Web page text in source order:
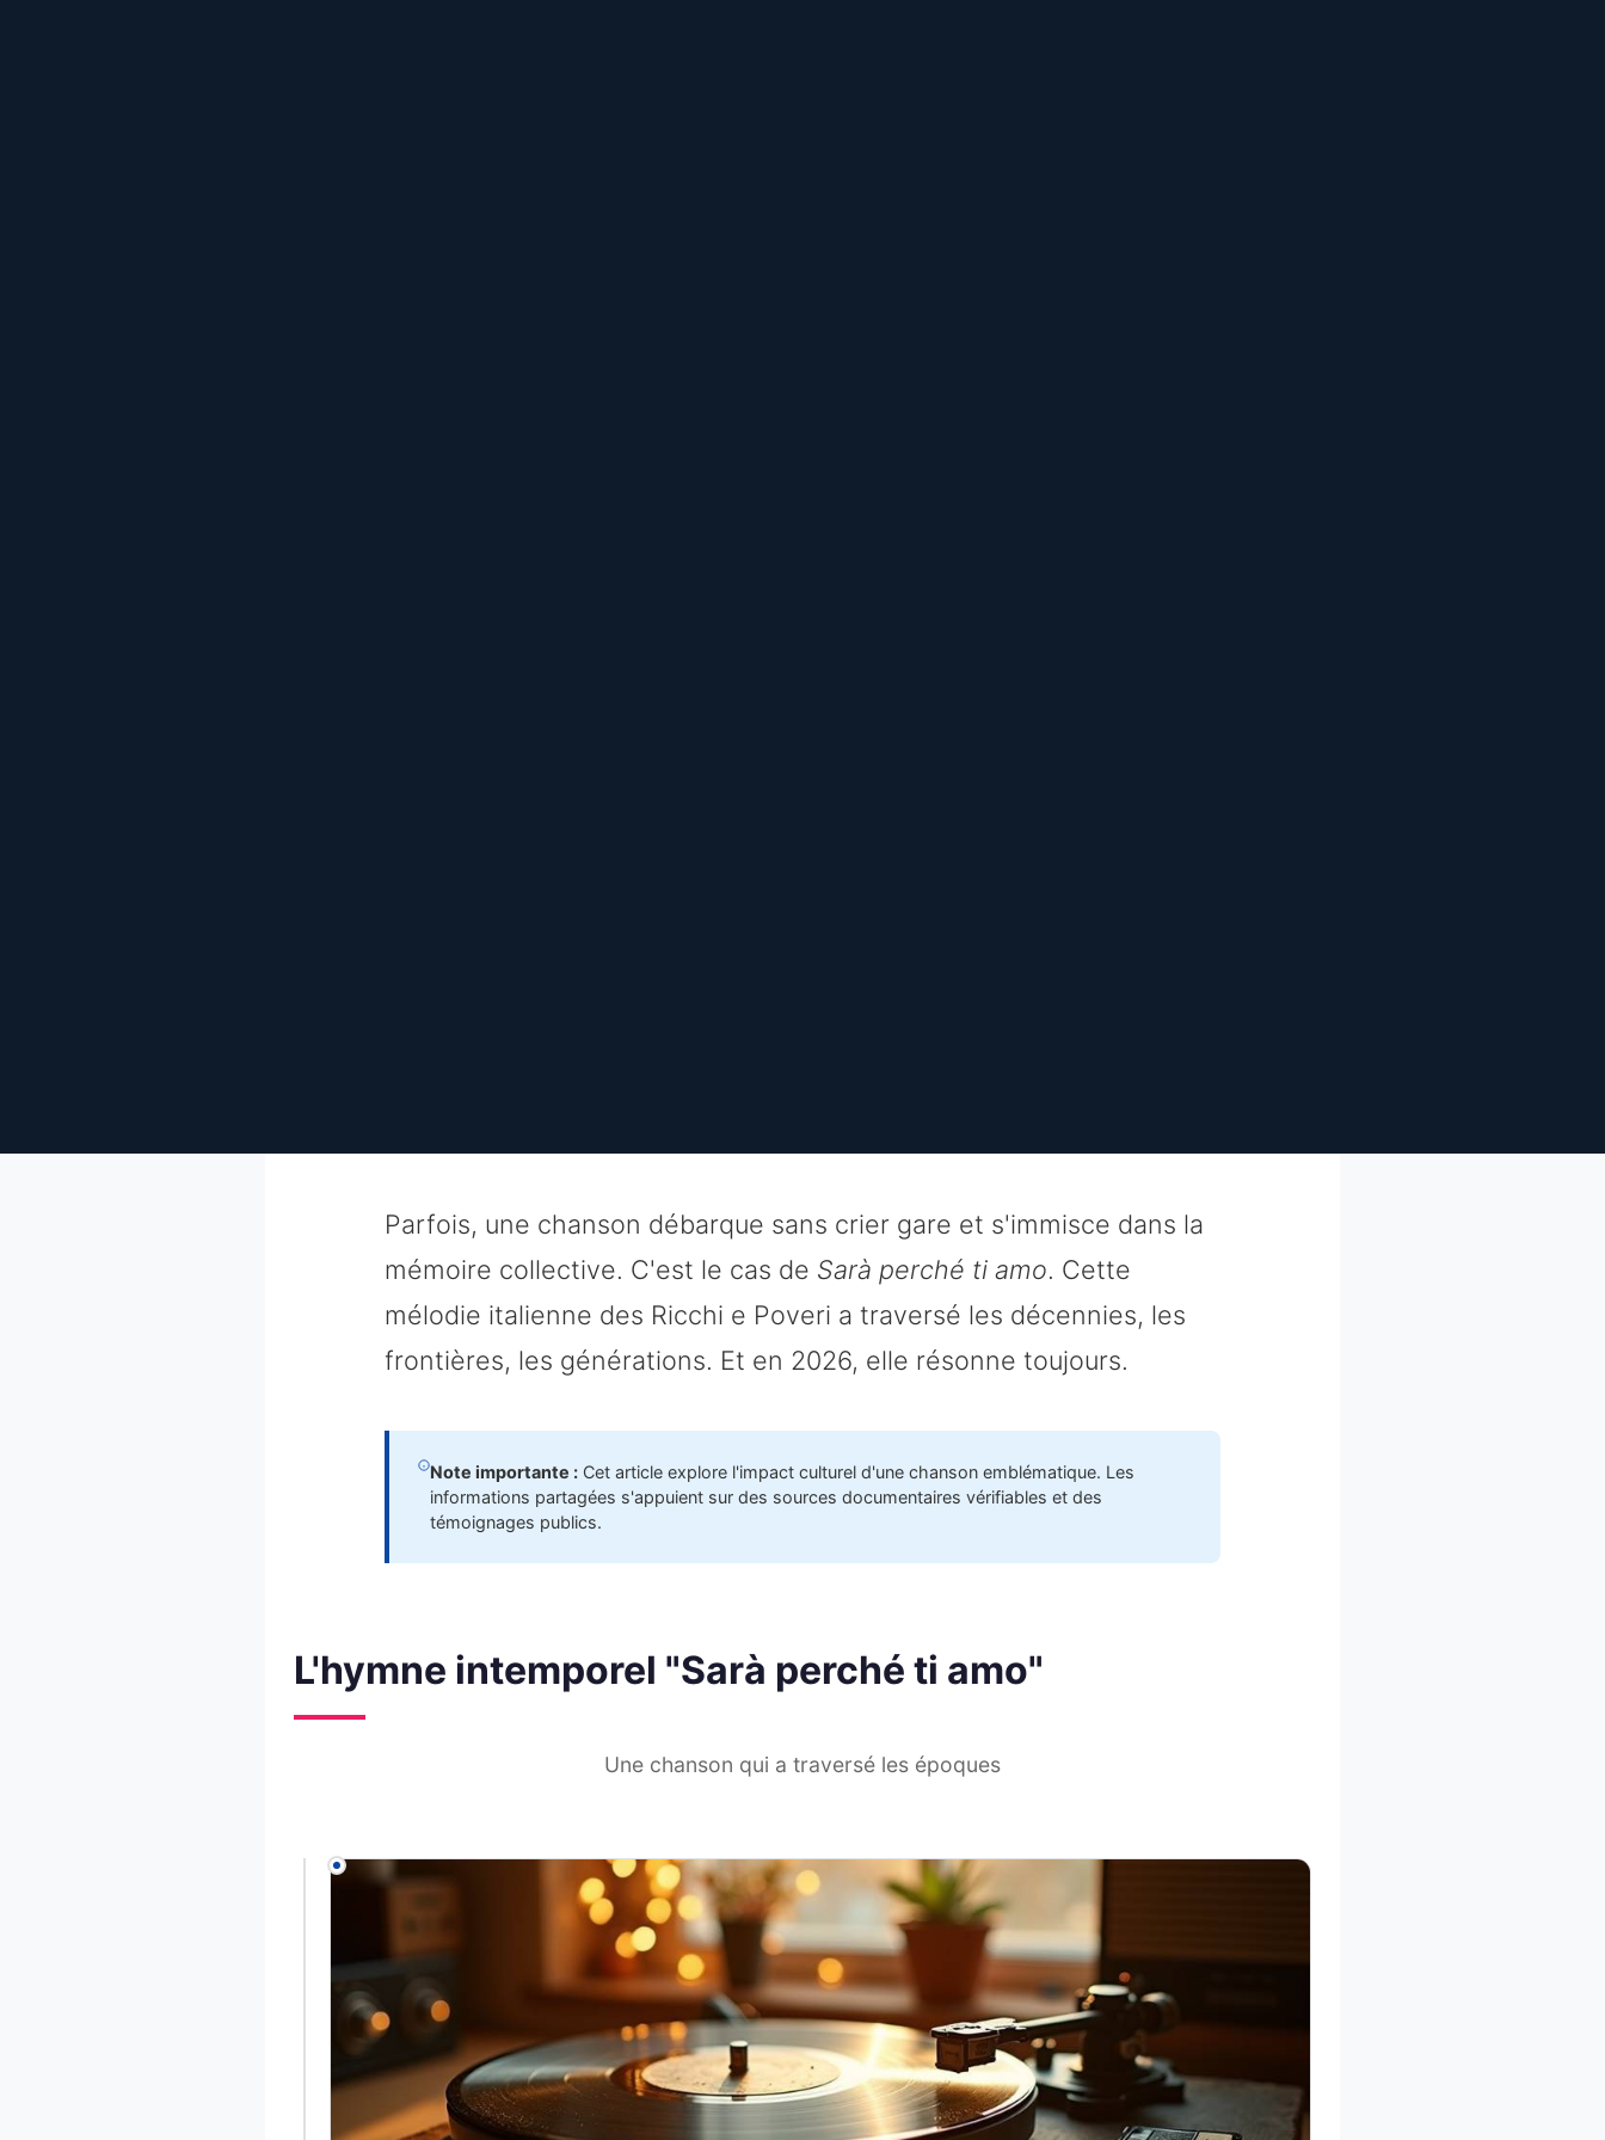
Parfois, une chanson débarque sans crier gare et s'immisce dans la
mémoire collective. C'est le cas de Sarà perché ti amo. Cette
mélodie italienne des Ricchi e Poveri a traversé les décennies, les
frontières, les générations. Et en 2026, elle résonne toujours.
Note importante :Cet article explore l'impact culturel d'une chanson emblématique. Les
informations partagées s'appuient sur des sources documentaires vérifiables et des
témoignages publics.
L'hymne intemporel "Sarà perché ti amo"
Une chanson qui a traversé les époques